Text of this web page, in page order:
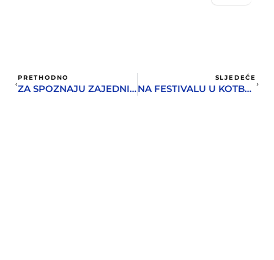
PRETHODNO
ZA SPOZNAJU ZAJEDNIČKE ISTORIJE, KULTURE I DUHOVNOG NASLJEĐA GRADOVA EVROPE
SLJEDEĆE
NA FESTIVALU U KOTBUSU FILMOVI MARINOVIĆA I SALATIĆA